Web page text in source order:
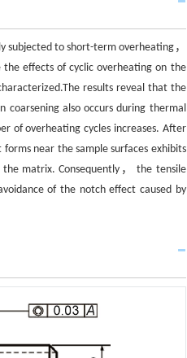
subjected to short-term overheating，
effects of cyclic overheating on the
results reveal that the
coarsening also occurs during thermal
of overheating cycles increases. After
near the sample surfaces exhibits
matrix. Consequently， the tensile
of the notch effect caused by